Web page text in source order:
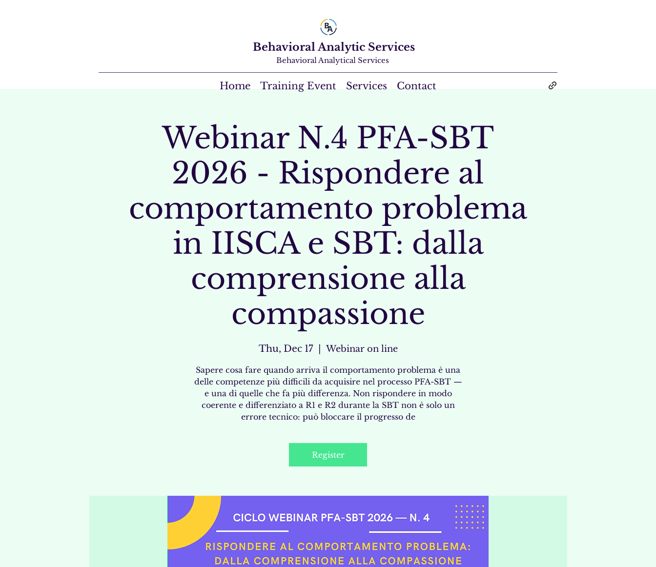
Behavioral Analytic Services
Behavioral Analytical Services
Home Training Event Services Contact
Webinar N.4 PFA-SBT
2026 - Rispondere al
comportamento problema
in IISCA e SBT: dalla
comprensione alla
compassione
Thu, Dec 17
  |
Webinar on line
Sapere cosa fare quando arriva il comportamento problema è una
delle competenze più difficili da acquisire nel processo PFA-SBT —
e una di quelle che fa più differenza. Non rispondere in modo
coerente e differenziato a R1 e R2 durante la SBT non è solo un
errore tecnico: può bloccare il progresso de
Register